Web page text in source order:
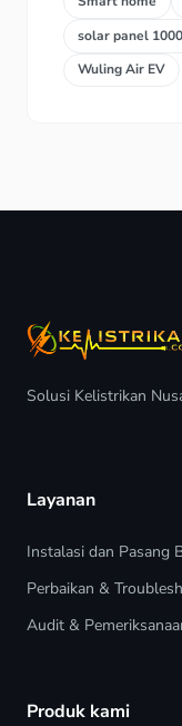
solar panel
Wuling Air EV
Solusi Kelistrikan
Layanan
Instalasi dan Pasang
Perbaikan &
Audit &
Produk kami